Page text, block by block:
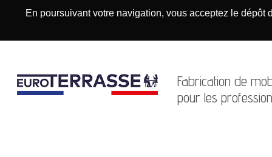
En poursuivant votre navigation, vous acceptez le
Fabrication de
pour les